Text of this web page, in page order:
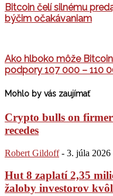
Bitcoin čelí silnému
býčim očakávaniam
Ako hlboko môže
podpory 107 000 – 110
Mohlo by vás zaujímať
Crypto bulls on
recedes
Robert Gildoff - 3. júla 2026
Hut 8 zaplatí 2,35
žaloby investorov